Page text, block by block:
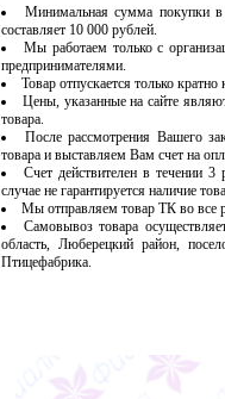
Минимальная сумма покупки в
составляет 10 000 рублей.
Мы работаем только с
предпринимателями.
Товар отпускается только
Цены, указанные на сайте
товара.
После рассмотрения Вашего
товара и выставляем Вам счет на
Счет действителен в течении
случае не гарантируется наличие
Мы отправляем товар ТК во
Самовывоз товара
область, Люберецкий район,
Птицефабрика.